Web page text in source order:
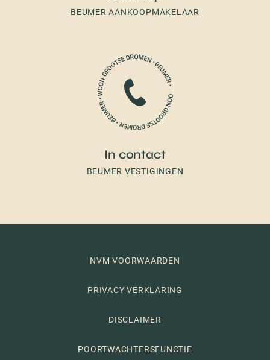
BEUMER AANKOOPMAKELAAR
In contact
BEUMER VESTIGINGEN
NVM VOORWAARDEN
PRIVACY VERKLARING
DISCLAIMER
POORTWACHTERSFUNCTIE